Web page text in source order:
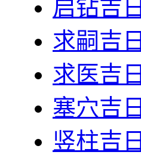
启钻吉日
求嗣吉日
求医吉日
塞穴吉日
竖柱吉日